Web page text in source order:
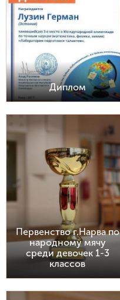
Диплом
Первенство г.Нарва по
народному мячу
среди девочек 1-3
классов